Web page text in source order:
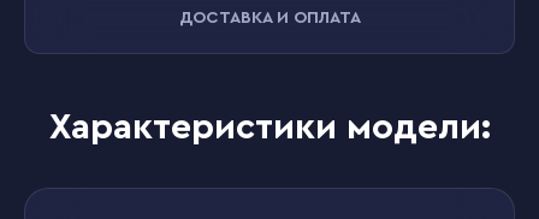
ДОСТАВКА И ОПЛАТА
Характеристики модели: